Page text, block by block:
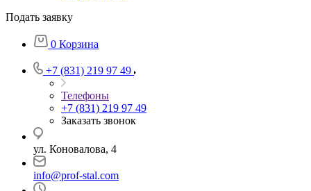
Подать заявку
0 Корзина
+7 (831) 219 97 49
Телефоны
+7 (831) 219 97 49
Заказать звонок
ул. Коновалова, 4
info@prof-stal.com